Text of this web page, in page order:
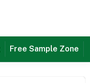
Free Sample Zone